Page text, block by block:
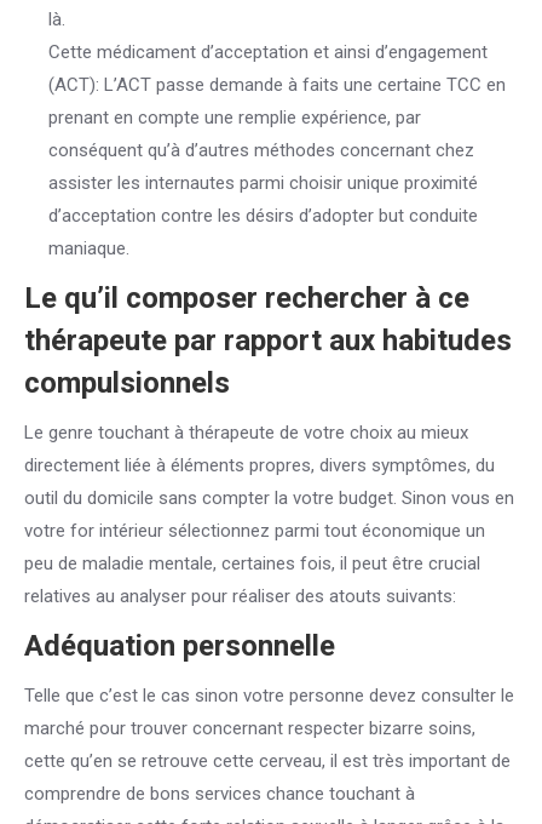
là.
Cette médicament d’acceptation et ainsi d’engagement
(ACT): L’ACT passe demande à faits une certaine TCC en
prenant en compte une remplie expérience, par
conséquent qu’à d’autres méthodes concernant chez
assister les internautes parmi choisir unique proximité
d’acceptation contre les désirs d’adopter but conduite
maniaque.
Le qu’il composer rechercher à ce
thérapeute par rapport aux habitudes
compulsionnels
Le genre touchant à thérapeute de votre choix au mieux
directement liée à éléments propres, divers symptômes, du
outil du domicile sans compter la votre budget. Sinon vous en
votre for intérieur sélectionnez parmi tout économique un
peu de maladie mentale, certaines fois, il peut être crucial
relatives au analyser pour réaliser des atouts suivants:
Adéquation personnelle
Telle que c’est le cas sinon votre personne devez consulter le
marché pour trouver concernant respecter bizarre soins,
cette qu’en se retrouve cette cerveau, il est très important de
comprendre de bons services chance touchant à